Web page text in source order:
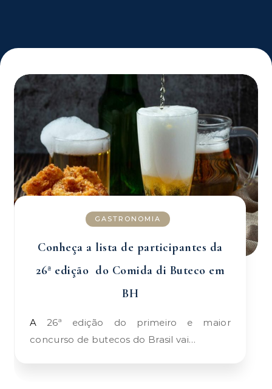
GASTRONOMIA
Conheça a lista de participantes da
26ª edição do Comida di Buteco em
BH
A 26ª edição do primeiro e maior
concurso de butecos do Brasil vai…